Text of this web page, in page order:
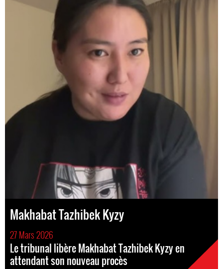
Makhabat Tazhibek Kyzy
27 Mars 2026
Le tribunal libère Makhabat Tazhibek Kyzy en
attendant son nouveau procès